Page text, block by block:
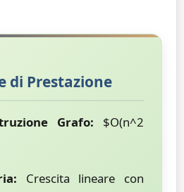
di Prestazione
Grafo: $O(n^2
Crescita lineare con